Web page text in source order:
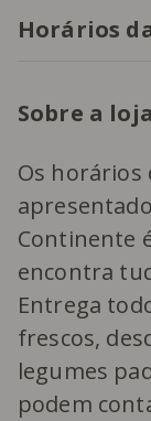
Horários
Sobre a loja
Os horários
Continente
encontra
Entrega
frescos,
legumes
podem